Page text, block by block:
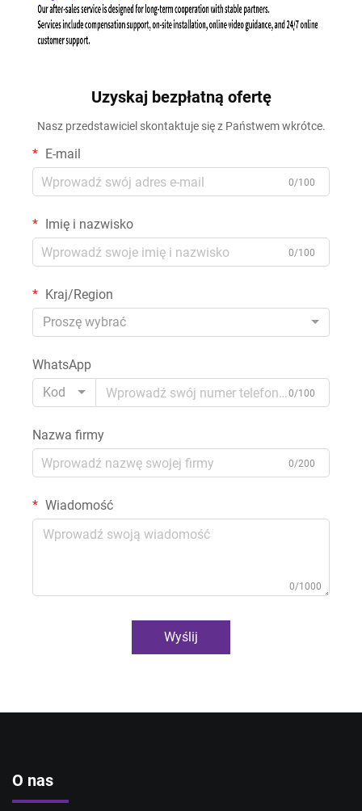
Uzyskaj bezpłatną ofertę
Nasz przedstawiciel skontaktuje się z Państwem wkrótce.
E-mail
0/100
Imię i nazwisko
0/100
Kraj/Region
Proszę wybrać
WhatsApp
Kod
0/100
Nazwa firmy
0/200
Wiadomość
0/1000
Wyślij
O nas